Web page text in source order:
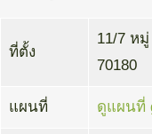
ที่ตั้ง
11/7 ห
70180
แผนที่ ดูแผนที่